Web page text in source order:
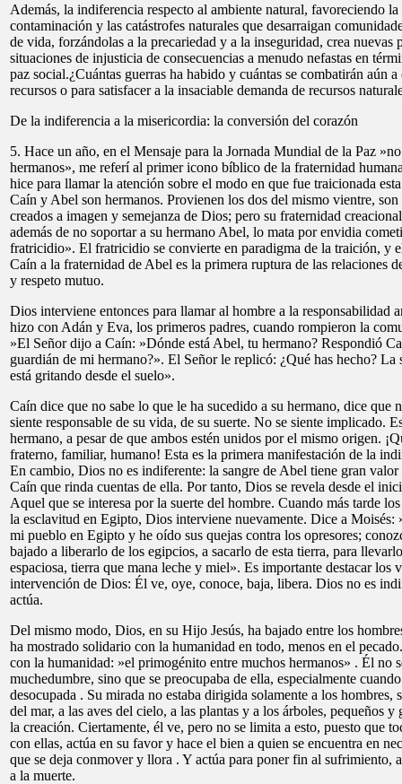
Además, la indiferencia respecto al ambiente natural, favoreciendo
contaminación y las catástrofes naturales que desarraigan
de vida, forzándolas a la precariedad y a la inseguridad, crea nuevas
situaciones de injusticia de consecuencias a menudo nefastas en
paz social.¿Cuántas guerras ha habido y cuántas se combatirán aún a
recursos o para satisfacer a la insaciable demanda de recursos
De la indiferencia a la misericordia: la conversión del corazón
5. Hace un año, en el Mensaje para la Jornada Mundial de la Paz
hermanos», me referí al primer icono bíblico de la fraternidad
hice para llamar la atención sobre el modo en que fue traicionada
Caín y Abel son hermanos. Provienen los dos del mismo vientre,
creados a imagen y semejanza de Dios; pero su fraternidad
además de no soportar a su hermano Abel, lo mata por envidia
fratricidio». El fratricidio se convierte en paradigma de la traición, y
Caín a la fraternidad de Abel es la primera ruptura de las relaciones
y respeto mutuo.
Dios interviene entonces para llamar al hombre a la responsabilidad
hizo con Adán y Eva, los primeros padres, cuando rompieron la
»El Señor dijo a Caín: »Dónde está Abel, tu hermano? Respondió
guardián de mi hermano?». El Señor le replicó: ¿Qué has hecho? La
está gritando desde el suelo».
Caín dice que no sabe lo que le ha sucedido a su hermano, dice que
siente responsable de su vida, de su suerte. No se siente implicado.
hermano, a pesar de que ambos estén unidos por el mismo origen.
fraterno, familiar, humano! Esta es la primera manifestación de la
En cambio, Dios no es indiferente: la sangre de Abel tiene gran valor
Caín que rinda cuentas de ella. Por tanto, Dios se revela desde el
Aquel que se interesa por la suerte del hombre. Cuando más tarde
la esclavitud en Egipto, Dios interviene nuevamente. Dice a Moisés:
mi pueblo en Egipto y he oído sus quejas contra los opresores;
bajado a liberarlo de los egipcios, a sacarlo de esta tierra, para
espaciosa, tierra que mana leche y miel». Es importante destacar los
intervención de Dios: Él ve, oye, conoce, baja, libera. Dios no es
actúa.
Del mismo modo, Dios, en su Hijo Jesús, ha bajado entre los
ha mostrado solidario con la humanidad en todo, menos en el
con la humanidad: »el primogénito entre muchos hermanos» . Él no
muchedumbre, sino que se preocupaba de ella, especialmente
desocupada . Su mirada no estaba dirigida solamente a los hombres,
del mar, a las aves del cielo, a las plantas y a los árboles, pequeños y
la creación. Ciertamente, él ve, pero no se limita a esto, puesto que
con ellas, actúa en su favor y hace el bien a quien se encuentra en
que se deja conmover y llora . Y actúa para poner fin al sufrimiento,
a la muerte.